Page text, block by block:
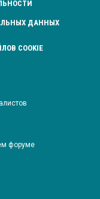
ДАННЫХ
COOKIE
форуме